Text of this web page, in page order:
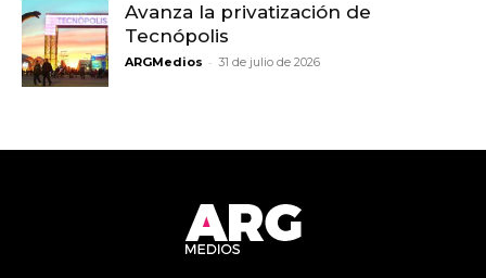
Avanza la privatización de
Tecnópolis
ARGMedios - 31 de julio de 2026